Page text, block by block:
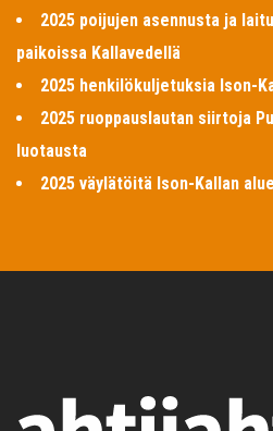
2025 poijujen asennusta ja
paikoissa Kallavedellä
2025 henkilökuljetuksia Ison-
2025 ruoppauslautan siirtoja
luotausta
2025 väylätöitä Ison-Kallan